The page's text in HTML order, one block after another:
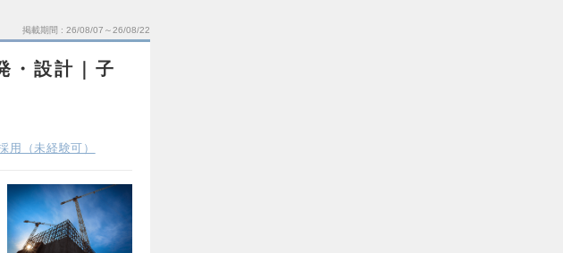
掲載期間 26/08/07～26/08/22
・設計｜子
用（未経験可）